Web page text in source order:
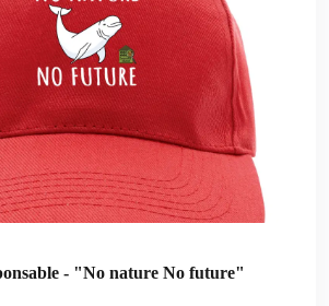
- "No nature No future"